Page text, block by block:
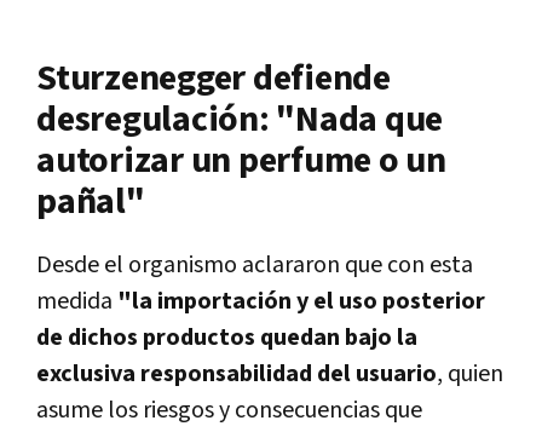
Sturzenegger defiende
desregulación: "Nada que
autorizar un perfume o un
pañal"
Desde el organismo aclararon que con esta
medida "la importación y el uso posterior
de dichos productos quedan bajo la
exclusiva responsabilidad del usuario, quien
asume los riesgos y consecuencias que